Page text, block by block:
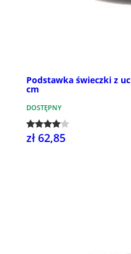
Podstawka świeczki z
cm
DOSTĘPNY
zł 62,85